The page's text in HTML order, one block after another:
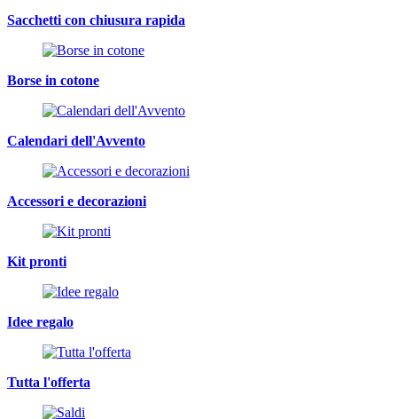
Sacchetti con chiusura rapida
Borse in cotone
Calendari dell'Avvento
Accessori e decorazioni
Kit pronti
Idee regalo
Tutta l'offerta